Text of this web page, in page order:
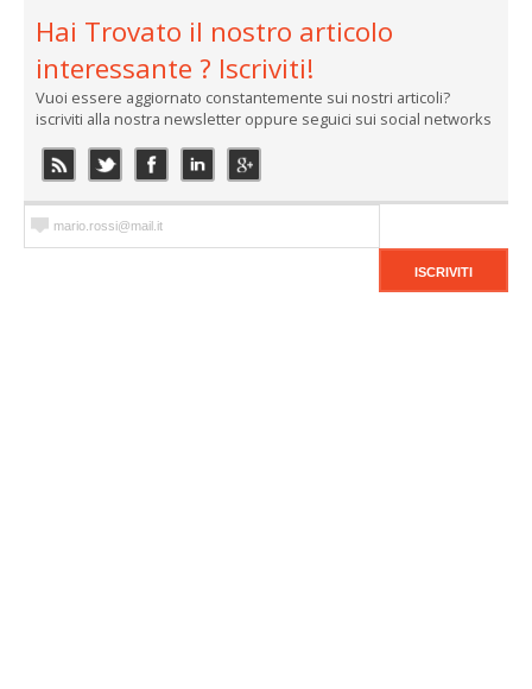
Hai Trovato il nostro articolo
interessante ? Iscriviti!
Vuoi essere aggiornato constantemente sui nostri articoli?
iscriviti alla nostra newsletter oppure seguici sui social networks